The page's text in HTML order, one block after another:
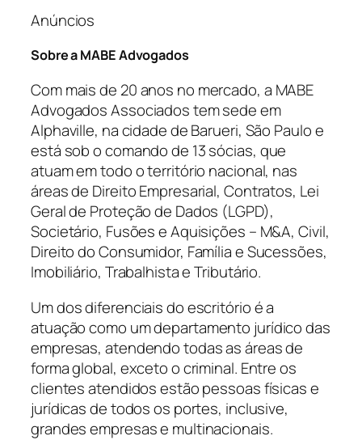
Anúncios
Sobre a MABE Advogados
Com mais de 20 anos no mercado, a MABE
Advogados Associados tem sede em
Alphaville, na cidade de Barueri, São Paulo e
está sob o comando de 13 sócias, que
atuam em todo o território nacional, nas
áreas de Direito Empresarial, Contratos, Lei
Geral de Proteção de Dados (LGPD),
Societário, Fusões e Aquisições – M&A, Civil,
Direito do Consumidor, Família e Sucessões,
Imobiliário, Trabalhista e Tributário.
Um dos diferenciais do escritório é a
atuação como um departamento jurídico das
empresas, atendendo todas as áreas de
forma global, exceto o criminal. Entre os
clientes atendidos estão pessoas físicas e
jurídicas de todos os portes, inclusive,
grandes empresas e multinacionais.